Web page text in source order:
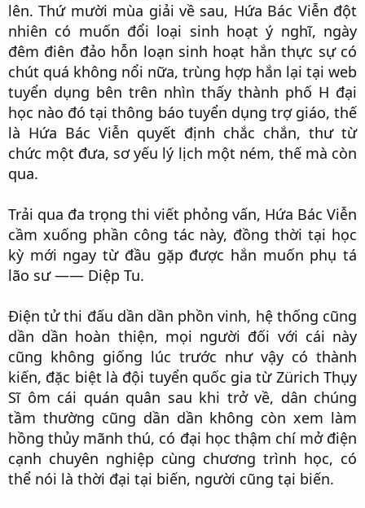
lên. Thứ mười mùa giải về sau, Hứa Bác Viễn đột
nhiên có muốn đổi loại sinh hoạt ý nghĩ, ngày
đêm điên đảo hỗn loạn sinh hoạt hắn thực sự có
chút quá không nổi nữa, trùng hợp hắn lại tại web
tuyển dụng bên trên nhìn thấy thành phố H đại
học nào đó tại thông báo tuyển dụng trợ giáo, thế
là Hứa Bác Viễn quyết định chắc chắn, thư từ
chức một đưa, sơ yếu lý lịch một ném, thế mà còn
qua.​
Trải qua đa trọng thi viết phỏng vấn, Hứa Bác Viễn
cầm xuống phần công tác này, đồng thời tại học
kỳ mới ngay từ đầu gặp được hắn muốn phụ tá
lão sư —— Diệp Tu.​
Điện tử thi đấu dần dần phồn vinh, hệ thống cũng
dần dần hoàn thiện, mọi người đối với cái này
cũng không giống lúc trước như vậy có thành
kiến, đặc biệt là đội tuyển quốc gia từ Zürich Thụy
Sĩ ôm cái quán quân sau khi trở về, dân chúng
tầm thường cũng dần dần không còn xem làm
hồng thủy mãnh thú, có đại học thậm chí mở điện
cạnh chuyên nghiệp cùng chương trình học, có
thể nói là thời đại tại biến, người cũng tại biến.​